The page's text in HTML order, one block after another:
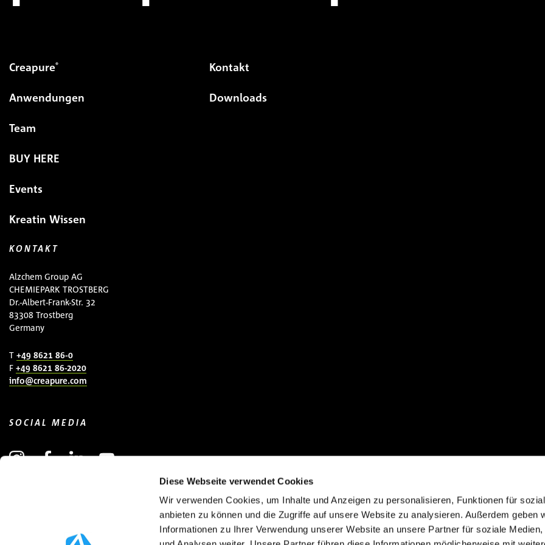
Diese Webseite verwendet Cookies
Wir verwenden Cookies, um Inhalte und Anzeigen zu personalisieren, Funktionen für
anbieten zu können und die Zugriffe auf unsere Website zu analysieren. Außerdem geben
Informationen zu Ihrer Verwendung unserer Website an unsere Partner für soziale Medien,
Creapure®
Anwendungen
Team
BUY HERE
Events
Kreatin Wissen
Kontakt
Downloads
KONTAKT
Alzchem Group AG
CHEMIEPARK TROSTBERG
Dr.-Albert-Frank-Str. 32
83308 Trostberg
Germany
T +49 8621 86-0
F +49 8621 86-2020
info@creapure.com
SOCIAL MEDIA